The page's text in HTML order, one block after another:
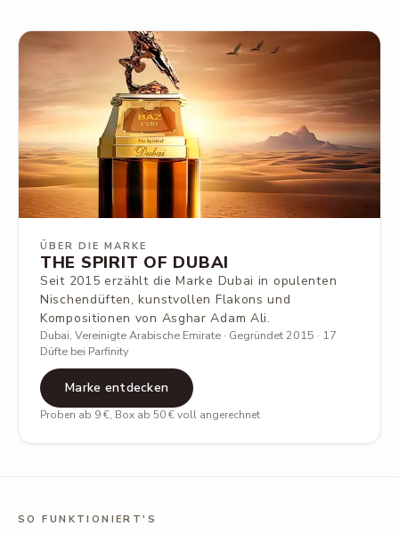
ÜBER DIE MARKE
THE SPIRIT OF DUBAI
Seit 2015 erzählt die Marke Dubai in opulenten
Nischendüften, kunstvollen Flakons und
Kompositionen von Asghar Adam Ali.
Dubai, Vereinigte Arabische Emirate · Gegründet 2015 · 17
Düfte bei Parfinity
Marke entdecken
Proben ab 9 €, Box ab 50 € voll angerechnet
SO FUNKTIONIERT'S